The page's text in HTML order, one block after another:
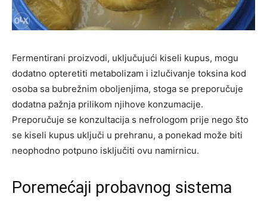
Fermentirani proizvodi, uključujući kiseli kupus, mogu
dodatno opteretiti metabolizam i izlučivanje toksina kod
osoba sa bubrežnim oboljenjima, stoga se preporučuje
dodatna pažnja prilikom njihove konzumacije.
Preporučuje se konzultacija s nefrologom prije nego što
se kiseli kupus uključi u prehranu, a ponekad može biti
neophodno potpuno isključiti ovu namirnicu.
Poremećaji probavnog sistema